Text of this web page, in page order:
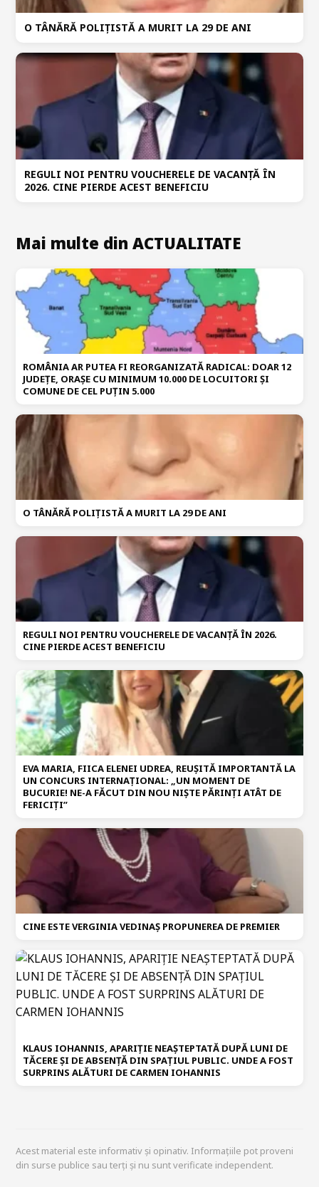
O TÂNĂRĂ POLIȚISTĂ A MURIT LA 29 DE ANI
REGULI NOI PENTRU VOUCHERELE DE VACANȚĂ ÎN
2026. CINE PIERDE ACEST BENEFICIU
Mai multe din ACTUALITATE
ROMÂNIA AR PUTEA FI REORGANIZATĂ RADICAL: DOAR 12
JUDEȚE, ORAȘE CU MINIMUM 10.000 DE LOCUITORI ȘI
COMUNE DE CEL PUȚIN 5.000
O TÂNĂRĂ POLIȚISTĂ A MURIT LA 29 DE ANI
REGULI NOI PENTRU VOUCHERELE DE VACANȚĂ ÎN 2026.
CINE PIERDE ACEST BENEFICIU
EVA MARIA, FIICA ELENEI UDREA, REUȘITĂ IMPORTANTĂ LA
UN CONCURS INTERNAȚIONAL: „UN MOMENT DE
BUCURIE! NE-A FĂCUT DIN NOU NIȘTE PĂRINȚI ATÂT DE
FERICIȚI”
CINE ESTE VERGINIA VEDINAȘ PROPUNEREA DE PREMIER
KLAUS IOHANNIS, APARIȚIE NEAȘTEPTATĂ DUPĂ LUNI DE
TĂCERE ȘI DE ABSENȚĂ DIN SPAȚIUL PUBLIC. UNDE A FOST
SURPRINS ALĂTURI DE CARMEN IOHANNIS
Acest material este informativ și opinativ. Informațiile pot proveni
din surse publice sau terți și nu sunt verificate independent.